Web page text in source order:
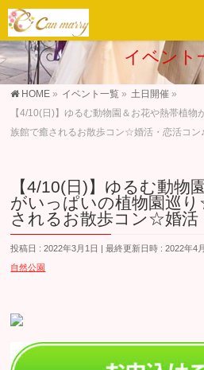
イベント
HOME » イベント一覧 » 土日開催 »
【4/10(日)】ゆるむ動物園＆お花や熱帯植
族館で癒されるお散歩コン☆婚活・恋活コン♪
【4/10(日)】ゆるむ動物
がいっぱいの植物園巡
されるお散歩コン☆婚活
投稿日 : 2022年3月1日 最終更新日時 : 2022年4
自然公園